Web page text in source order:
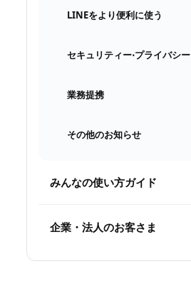
LINEをより便利に使う
セキュリティー⋅プライバシー
業務提携
その他のお知らせ
みんなの使い方ガイド
企業・法人のお客さま